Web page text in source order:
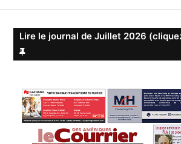
c
h
:
Lire le journal de Juillet 2026